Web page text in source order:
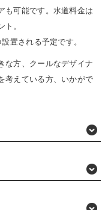
も可能です。水道料金は
。
置される予定です。
な方、クールなデザイナ
考えている方、いかがで